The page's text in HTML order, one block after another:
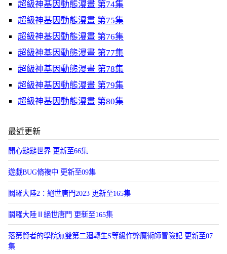
超級神基因動態漫畫 第74集
超級神基因動態漫畫 第75集
超級神基因動態漫畫 第76集
超級神基因動態漫畫 第77集
超級神基因動態漫畫 第78集
超級神基因動態漫畫 第79集
超級神基因動態漫畫 第80集
最近更新
開心鎚鎚世界 更新至66集
遊戯BUG脩複中 更新至09集
鬭羅大陸2：絕世唐門2023 更新至165集
鬭羅大陸Ⅱ絕世唐門 更新至165集
落第賢者的學院無雙第二廻轉生S等級作弊魔術師冒險記 更新至07
集